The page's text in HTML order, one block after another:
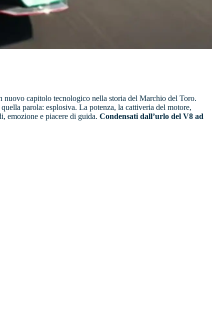
nuovo capitolo tecnologico nella storia del Marchio del Toro.
parola: esplosiva. La potenza, la cattiveria del motore,
emozione e piacere di guida. Condensati dall’urlo del V8 ad